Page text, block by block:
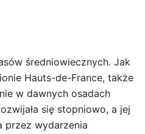
średniowiecznych. Jak
Hauts-de-France, także
w dawnych osadach
się stopniowo, a jej
przez wydarzenia